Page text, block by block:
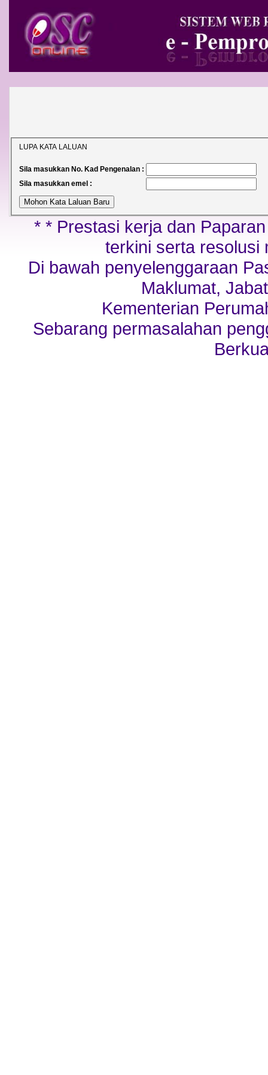
LUPA KATA LALUAN
Sila masukkan No. Kad Pengenalan :
Sila masukkan emel :
* * Prestasi kerja dan
terkini serta resolusi
Di bawah penyelenggaraan
Maklumat,
Kementerian
Sebarang permasalahan